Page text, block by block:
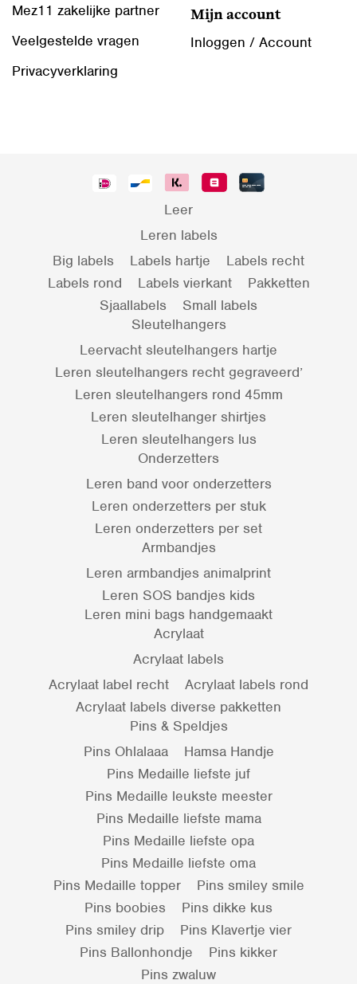
Mez11 zakelijke partner
Veelgestelde vragen
Privacyverklaring
Mijn account
Inloggen / Account
Leer
Leren labels
Big labels
Labels hartje
Labels recht
Labels rond
Labels vierkant
Pakketten
Sjaallabels
Small labels
Sleutelhangers
Leervacht sleutelhangers hartje
Leren sleutelhangers recht gegraveerd’
Leren sleutelhangers rond 45mm
Leren sleutelhanger shirtjes
Leren sleutelhangers lus
Onderzetters
Leren band voor onderzetters
Leren onderzetters per stuk
Leren onderzetters per set
Armbandjes
Leren armbandjes animalprint
Leren SOS bandjes kids
Leren mini bags handgemaakt
Acrylaat
Acrylaat labels
Acrylaat label recht
Acrylaat labels rond
Acrylaat labels diverse pakketten
Pins & Speldjes
Pins Ohlalaaa
Hamsa Handje
Pins Medaille liefste juf
Pins Medaille leukste meester
Pins Medaille liefste mama
Pins Medaille liefste opa
Pins Medaille liefste oma
Pins Medaille topper
Pins smiley smile
Pins boobies
Pins dikke kus
Pins smiley drip
Pins Klavertje vier
Pins Ballonhondje
Pins kikker
Pins zwaluw